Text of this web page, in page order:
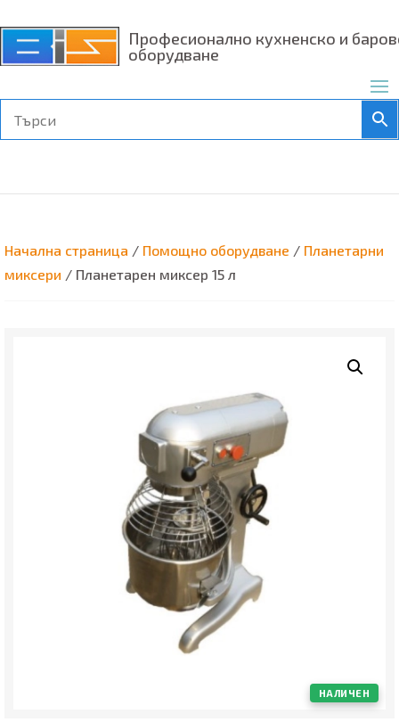
Професионално кухненско и
оборудване
Начална страница / Помощно оборудване / Планетарни
миксери / Планетарен миксер 15 л
НАЛИЧЕН